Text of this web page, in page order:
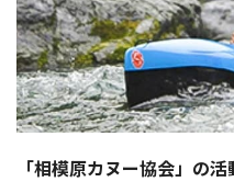
「相模原カヌー協会」の